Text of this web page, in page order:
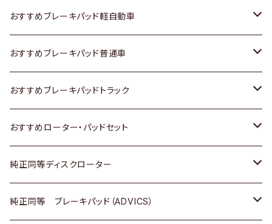
スズキ
日産
いすゞ
ダイハツ
マツダ
三菱
ホンダ
スズキ
日産
いすゞ
ダイハツ
マツダ
トヨタ
スズキ
日産
いすゞ
ダイハツ
三菱
おすすめブレーキパッド軽自動車
トヨタ
ホンダ
スズキ
日産
ダイハツ
おすすめブレーキパッド普通車
トヨタ
ホンダ
スズキ
日産
おすすめブレーキパッドトラック
トヨタ
日産
いすゞ
おすすめローター・パッドセット
トヨタ
ホンダ
純正同等ディスクローター
トヨタ
純正同等 ブレーキパッド（ADVICS）